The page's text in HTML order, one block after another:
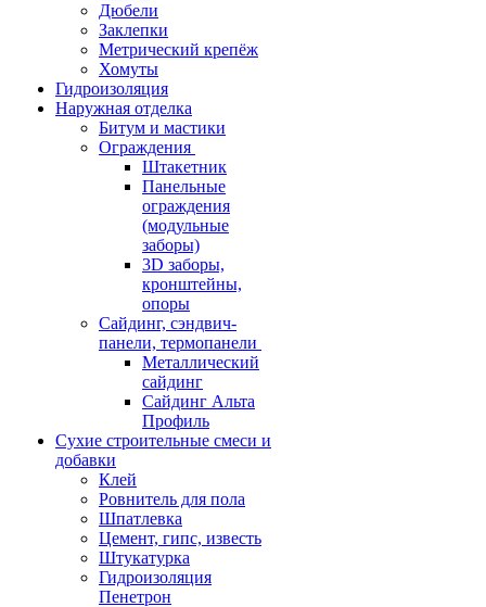
Дюбели
Заклепки
Метрический крепёж
Хомуты
Гидроизоляция
Наружная отделка
Битум и мастики
Ограждения
Штакетник
Панельные
ограждения
(модульные
заборы)
3D заборы,
кронштейны,
опоры
Cайдинг, сэндвич-
панели, термопанели
Металлический
сайдинг
Сайдинг Альта
Профиль
Сухие строительные смеси и
добавки
Клей
Ровнитель для пола
Шпатлевка
Цемент, гипс, известь
Штукатурка
Гидроизоляция
Пенетрон